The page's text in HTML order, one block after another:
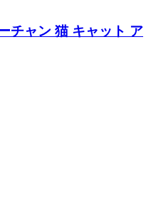
チャン 猫 キャット ア